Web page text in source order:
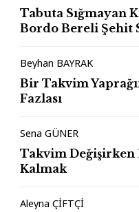
Tabuta Sığmayan
Bordo Bereli Şehit
Beyhan BAYRAK
Bir Takvim
Fazlası
Sena GÜNER
Takvim Değişirken
Kalmak
Aleyna ÇİFTÇİ